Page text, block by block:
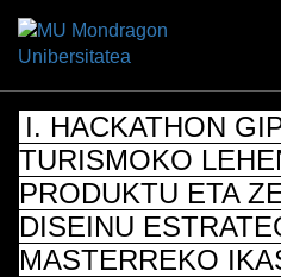
I. HACKATHON
TURISMOKO
PRODUKTU ETA
DISEINU
MASTERREKO